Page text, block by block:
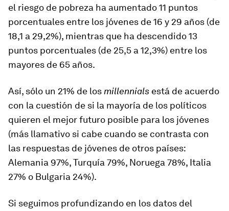
el riesgo de pobreza ha aumentado 11 puntos
porcentuales entre los jóvenes de 16 y 29 años (de
18,1 a 29,2%), mientras que ha descendido 13
puntos porcentuales (de 25,5 a 12,3%) entre los
mayores de 65 años.
Así, sólo un 21% de los millennials está de acuerdo
con la cuestión de si la mayoría de los políticos
quieren el mejor futuro posible para los jóvenes
(más llamativo si cabe cuando se contrasta con
las respuestas de jóvenes de otros países:
Alemania 97%, Turquía 79%, Noruega 78%, Italia
27% o Bulgaria 24%).
Si seguimos profundizando en los datos del